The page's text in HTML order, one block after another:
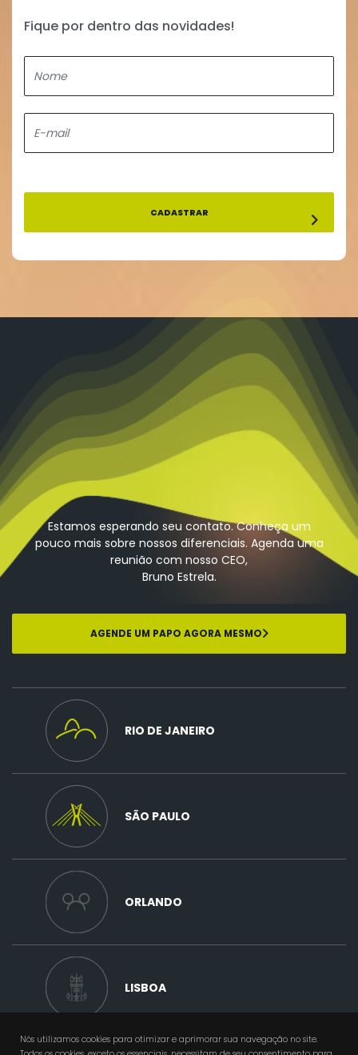
Fique por dentro das novidades!
Estamos esperando seu contato. Conheça um
pouco mais sobre nossos diferenciais. Agenda uma
reunião com nosso CEO,
Bruno Estrela.
AGENDE UM PAPO AGORA MESMO
RIO DE JANEIRO
SÃO PAULO
ORLANDO
LISBOA
Nós utilizamos cookies para otimizar e aprimorar sua navegação no site.